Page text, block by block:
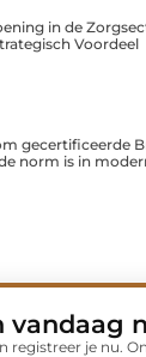
in de
Voordeel
gecertificeerde
norm is in
vandaag
registreer je nu.